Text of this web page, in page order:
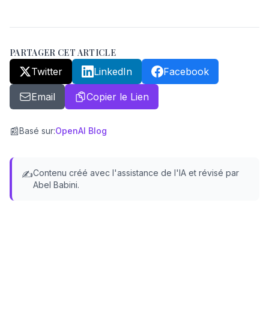
PARTAGER CET ARTICLE
Twitter LinkedIn Facebook
Email Copier le Lien
📰Basé sur:OpenAI Blog
✍️Contenu créé avec l'assistance de l'IA et révisé par
Abel Babini.